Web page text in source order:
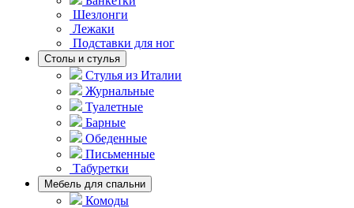
Шезлонги
Лежаки
Подставки для ног
Столы и стулья
Стулья из Италии
Журнальные
Туалетные
Барные
Обеденные
Письменные
Табуретки
Мебель для спальни
Комоды